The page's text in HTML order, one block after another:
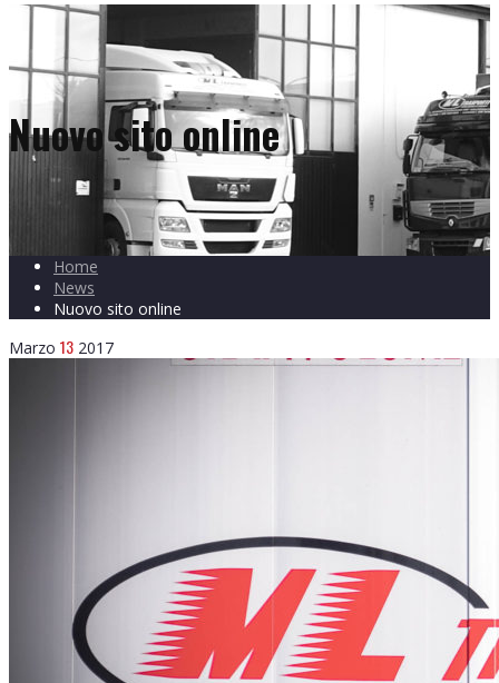
Nuovo sito online
Home
News
Nuovo sito online
Marzo 13 2017